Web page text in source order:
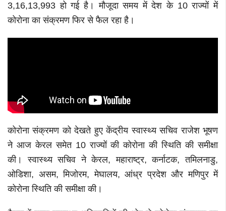
3,16,13,993 हो गई है। मौजूदा समय में देश के 10 राज्यों में
कोरोना का संक्रमण फिर से फैल रहा है।
कोरोना संक्रमण को देखते हुए केंद्रीय स्वास्थ्य सचिव राजेश भूषण
ने आज केरल समेत 10 राज्यों की कोरोना की स्थिति की समीक्षा
की। स्वास्थ्य सचिव ने केरल, महाराष्ट्र, कर्नाटक, तमिलनाडु,
ओडिशा, असम, मिजोरम, मेघालय, आंध्र प्रदेश और मणिपुर में
कोरोना स्थिति की समीक्षा की।